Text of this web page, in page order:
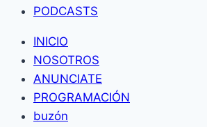
PODCASTS
INICIO
NOSOTROS
ANUNCIATE
PROGRAMACIÓN
buzón